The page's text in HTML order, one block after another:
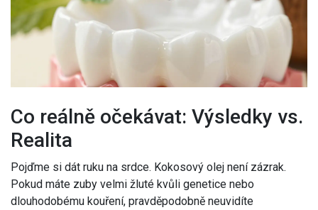
Co reálně očekávat: Výsledky vs.
Realita
Pojďme si dát ruku na srdce. Kokosový olej není zázrak.
Pokud máte zuby velmi žluté kvůli genetice nebo
dlouhodobému kouření, pravděpodobně neuvidíte